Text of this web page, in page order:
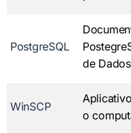
PostgreSQL
de
WinSCP
o